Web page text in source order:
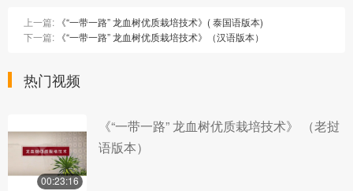
上一篇: 《“一带一路” 龙血树优质栽培技术》( 泰国语版本)
下一篇: 《“一带一路” 龙血树优质栽培技术》（汉语版本）
热门视频
00:23:16
《“一带一路” 龙血树优质栽培技术》 （老挝
语版本）